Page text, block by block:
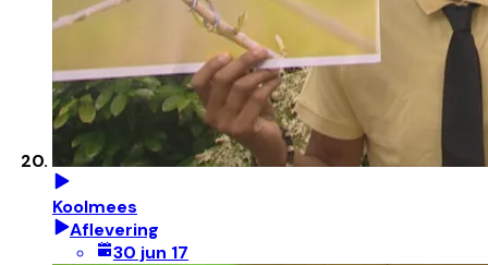
Koolmees
Aflevering
30 jun 17